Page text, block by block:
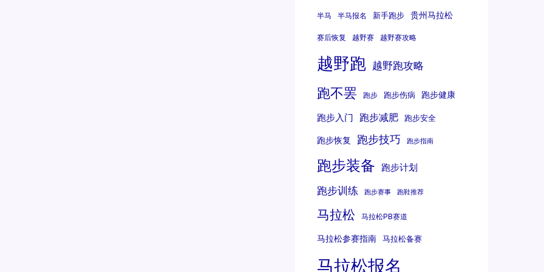
半马 半马报名 新手跑步 贵州马拉松
赛后恢复 越野赛 越野赛攻略
越野跑 越野跑攻略
跑不罢 跑步 跑步伤病 跑步健康
跑步入门 跑步减肥 跑步安全
跑步恢复 跑步技巧 跑步指南
跑步装备 跑步计划
跑步训练 跑步赛事 跑鞋推荐
马拉松 马拉松PB赛道
马拉松参赛指南 马拉松备赛
马拉松报名